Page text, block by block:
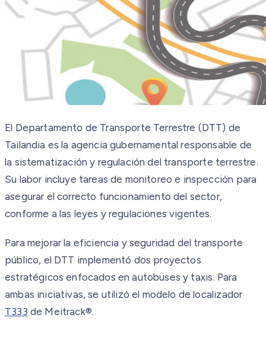
El Departamento de Transporte Terrestre (DTT) de
Tailandia es la agencia gubernamental responsable de
la sistematización y regulación del transporte terrestre.
Su labor incluye tareas de monitoreo e inspección para
asegurar el correcto funcionamiento del sector,
conforme a las leyes y regulaciones vigentes.
Para mejorar la eficiencia y seguridad del transporte
público, el DTT implementó dos proyectos
estratégicos enfocados en autobuses y taxis. Para
ambas iniciativas, se utilizó el modelo de localizador
T333 de Meitrack®.